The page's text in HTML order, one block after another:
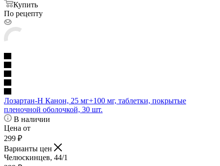
Купить
По рецепту
Лозартан-Н Канон, 25 мг+100 мг, таблетки, покрытые
пленочной оболочкой, 30 шт.
В наличии
Цена от
299 ₽
Варианты цен
Челюскинцев, 44/1